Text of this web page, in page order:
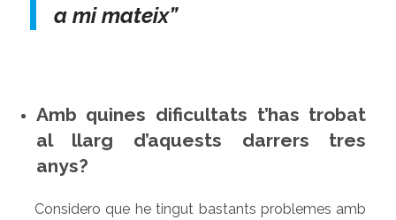
a mi mateix”
Amb quines dificultats t’has trobat
al llarg d’aquests darrers tres
anys?
Considero que he tingut bastants problemes amb